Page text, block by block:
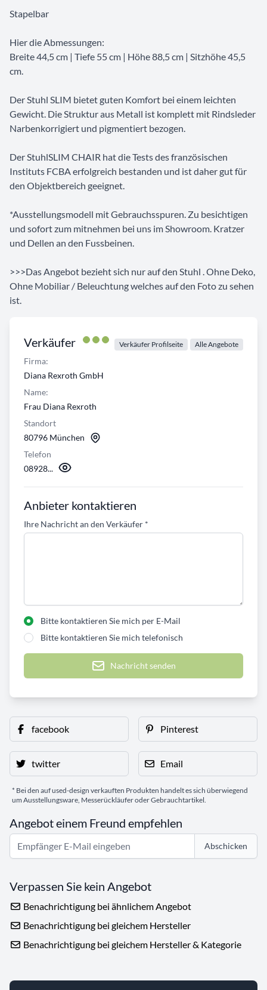
Verkäufer Verkäufer Profilseite Alle Angebote
Firma:
Diana Rexroth GmbH
Name:
Frau Diana Rexroth
Standort
80796 München
Telefon
08928...
Anbieter kontaktieren
Ihre Nachricht an den Verkäufer *
Bitte kontaktieren Sie mich per E-Mail
Bitte kontaktieren Sie mich telefonisch
Nachricht senden
Stapelbar
Hier die Abmessungen:
Breite 44,5 cm | Tiefe 55 cm | Höhe 88,5 cm | Sitzhöhe 45,5
cm.
Der Stuhl SLIM bietet guten Komfort bei einem leichten
Gewicht. Die Struktur aus Metall ist komplett mit Rindsleder
Narbenkorrigiert und pigmentiert bezogen.
Der StuhlSLIM CHAIR hat die Tests des französischen
Instituts FCBA erfolgreich bestanden und ist daher gut für
den Objektbereich geeignet.
*Ausstellungsmodell mit Gebrauchsspuren. Zu besichtigen
und sofort zum mitnehmen bei uns im Showroom. Kratzer
und Dellen an den Fussbeinen.
>>>Das Angebot bezieht sich nur auf den Stuhl . Ohne Deko,
Ohne Mobiliar / Beleuchtung welches auf den Foto zu sehen
ist.
facebook Pinterest
twitter Email
* Bei den auf used-design verkauften Produkten handelt es sich überwiegend
um Ausstellungsware, Messerückläufer oder Gebrauchtartikel.
Angebot einem Freund empfehlen
Abschicken
Verpassen Sie kein Angebot
Benachrichtigung bei ähnlichem Angebot
Benachrichtigung bei gleichem Hersteller
Benachrichtigung bei gleichem Hersteller & Kategorie